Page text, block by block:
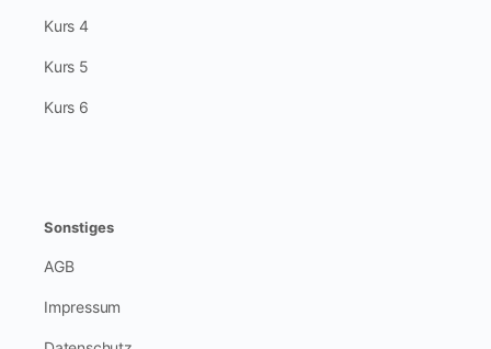
Kurs 4
Kurs 5
Kurs 6
Sonstiges
AGB
Impressum